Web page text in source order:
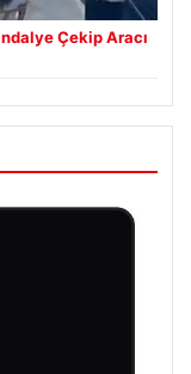
Çekip Aracı